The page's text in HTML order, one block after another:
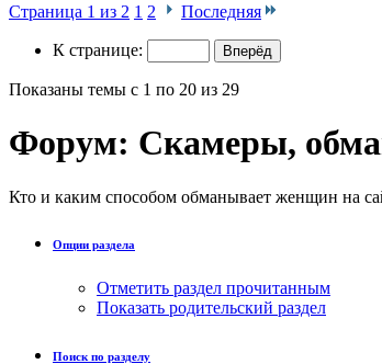
Страница 1 из 2 1 2 Последняя
К странице:
Показаны темы с 1 по 20 из 29
Форум: Скамеры,
Кто и каким способом обманывает женщин на
Опции раздела
Отметить раздел прочитанным
Показать родительский раздел
Поиск по разделу